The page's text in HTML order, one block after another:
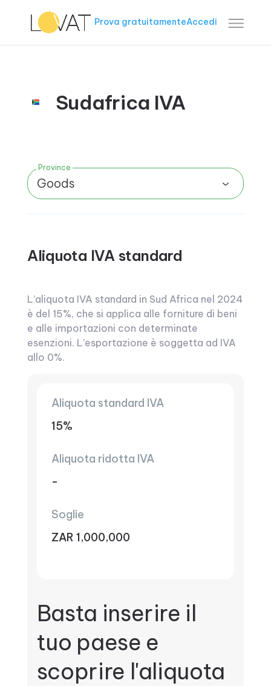
Prova gratuitamenteAccedi
Sudafrica IVA
Province
Goods
Aliquota IVA standard
L’aliquota IVA standard in Sud Africa nel 2024
è del 15%, che si applica alle forniture di beni
e alle importazioni con determinate
esenzioni. L’esportazione è soggetta ad IVA
allo 0%.
Aliquota standard IVA
15%
Aliquota ridotta IVA
-
Soglie
ZAR 1,000,000
Basta inserire il
tuo paese e
scoprire l'aliquota